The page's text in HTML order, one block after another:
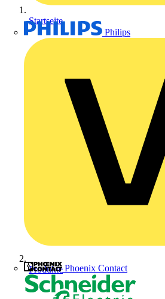
Philips
Phoenix Contact
Startseite
Produkte